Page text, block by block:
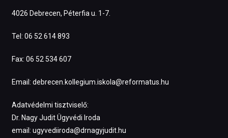
4026 Debrecen, Péterfia u. 1-7.
Tel: 06 52 614 893
Fax: 06 52 534 607
Email: debrecen.kollegium.iskola@reformatus.hu
Adatvédelmi tisztviselő:
Dr. Nagy Judit Ügyvédi Iroda
email: ugyvediiroda@drnagyjudit.hu